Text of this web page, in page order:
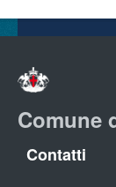
Comune
Contatti